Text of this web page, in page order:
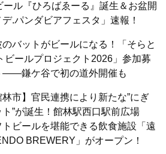
ール『ひろばゑーる』誕生＆お盆開
.パンダビアフェスタ」速報！
バットがビールになる！「そらと
ビールプロジェクト2026」参加募
——鎌ケ谷で初の道外開催も
林市】官民連携により新たな”にぎ
”が誕生！館林駅西口駅前広場
トビールを堪能できる飲食施設「遠
BREWERY」がオープン！